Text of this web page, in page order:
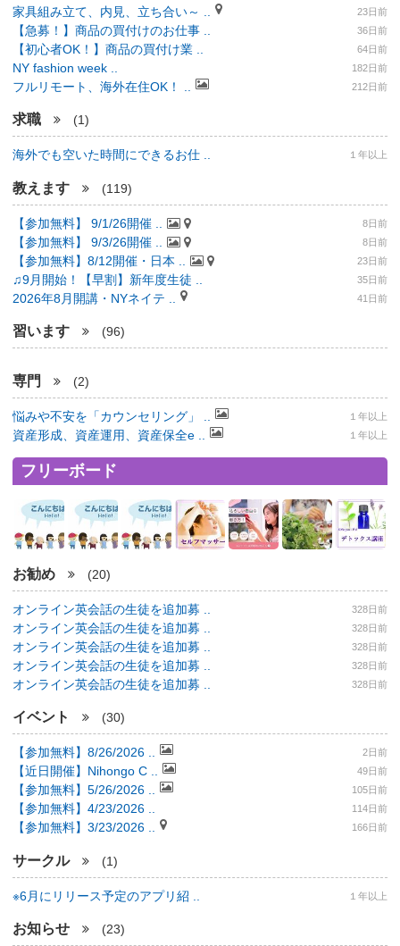
家具組み立て、内見、立ち合い～ .. 23日前
【急募！】商品の買付けのお仕事 .. 36日前
【初心者OK！】商品の買付け業 .. 64日前
NY fashion week .. 182日前
フルリモート、海外在住OK！ .. 212日前
求職 (1)
海外でも空いた時間にできるお仕 .. １年以上
教えます (119)
【参加無料】 9/1/26開催 .. 8日前
【参加無料】 9/3/26開催 .. 8日前
【参加無料】8/12開催・日本 .. 23日前
♫9月開始！【早割】新年度生徒 .. 35日前
2026年8月開講・NYネイテ .. 41日前
習います (96)
専門 (2)
悩みや不安を「カウンセリング」 .. １年以上
資産形成、資産運用、資産保全e .. １年以上
フリーボード
お勧め (20)
オンライン英会話の生徒を追加募 .. 328日前
オンライン英会話の生徒を追加募 .. 328日前
オンライン英会話の生徒を追加募 .. 328日前
オンライン英会話の生徒を追加募 .. 328日前
オンライン英会話の生徒を追加募 .. 328日前
イベント (30)
【参加無料】8/26/2026 .. 2日前
【近日開催】Nihongo C .. 49日前
【参加無料】5/26/2026 .. 105日前
【参加無料】4/23/2026 .. 114日前
【参加無料】3/23/2026 .. 166日前
サークル (1)
※6月にリリース予定のアプリ紹 .. １年以上
お知らせ (23)